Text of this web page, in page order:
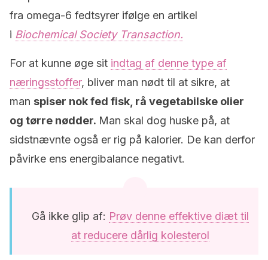
fra omega-6 fedtsyrer ifølge en artikel
i Biochemical Society Transaction.
For at kunne øge sit indtag af denne type af
næringsstoffer, bliver man nødt til at sikre, at
man spiser nok fed fisk, rå vegetabilske olier
og tørre nødder. Man skal dog huske på, at
sidstnævnte også er rig på kalorier. De kan derfor
påvirke ens energibalance negativt.
Gå ikke glip af: Prøv denne effektive diæt til
at reducere dårlig kolesterol